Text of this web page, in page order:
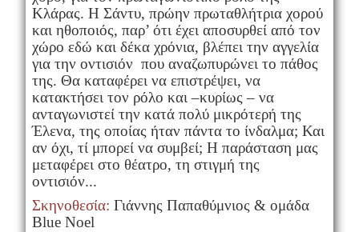
Κλάρας. Η Σάντυ, πρώην πρωταθλήτρια χορού
και ηθοποιός, παρ’ ότι έχει αποσυρθεί από τον
χώρο εδώ και δέκα χρόνια, βλέπει την αγγελία
για την οντισιόν που αναζωπυρώνει το πάθος
της. Θα καταφέρει να επιστρέψει, να
κατακτήσει τον ρόλο και –κυρίως – να
ανταγωνιστεί την κατά πολύ μικρότερή της
Έλενα, της οποίας ήταν πάντα το ίνδαλμα; Και
αν όχι, τί μπορεί να συμβεί; Η παράσταση μας
μεταφέρει στο θέατρο, τη στιγμή της
οντισιόν...
Σκηνοθεσία: Γιάννης Παπαθύμνιος & ομάδα
Blue Noel